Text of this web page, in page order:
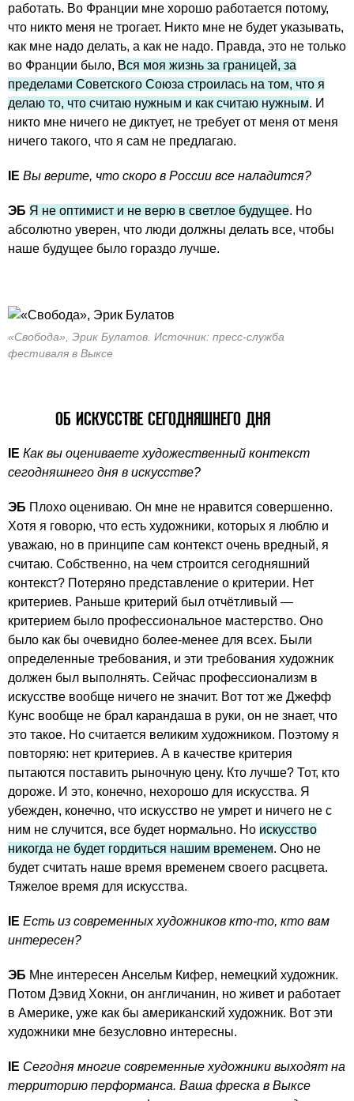
работать. Во Франции мне хорошо работается потому,
что никто меня не трогает. Никто мне не будет указывать,
как мне надо делать, а как не надо. Правда, это не только
во Франции было, Вся моя жизнь за границей, за
пределами Советского Союза строилась на том, что я
делаю то, что считаю нужным и как считаю нужным. И
никто мне ничего не диктует, не требует от меня от меня
ничего такого, что я сам не предлагаю.
IE Вы верите, что скоро в России все наладится?
ЭБ Я не оптимист и не верю в светлое будущее. Но
абсолютно уверен, что люди должны делать все, чтобы
наше будущее было гораздо лучше.
«Свобода», Эрик Булатов. Источник: пресс-служба
фестиваля в Выксе
ОБ ИСКУССТВЕ СЕГОДНЯШНЕГО ДНЯ
IE Как вы оцениваете художественный контекст
сегодняшнего дня в искусстве?
ЭБ Плохо оцениваю. Он мне не нравится совершенно.
Хотя я говорю, что есть художники, которых я люблю и
уважаю, но в принципе сам контекст очень вредный, я
считаю. Собственно, на чем строится сегодняшний
контекст? Потеряно представление о критерии. Нет
критериев. Раньше критерий был отчётливый —
критерием было профессиональное мастерство. Оно
было как бы очевидно более-менее для всех. Были
определенные требования, и эти требования художник
должен был выполнять. Сейчас профессионализм в
искусстве вообще ничего не значит. Вот тот же Джефф
Кунс вообще не брал карандаша в руки, он не знает, что
это такое. Но считается великим художником. Поэтому я
повторяю: нет критериев. А в качестве критерия
пытаются поставить рыночную цену. Кто лучше? Тот, кто
дороже. И это, конечно, нехорошо для искусства. Я
убежден, конечно, что искусство не умрет и ничего не с
ним не случится, все будет нормально. Но искусство
никогда не будет гордиться нашим временем. Оно не
будет считать наше время временем своего расцвета.
Тяжелое время для искусства.
IE Есть из современных художников кто-то, кто вам
интересен?
ЭБ Мне интересен Ансельм Кифер, немецкий художник.
Потом Дэвид Хокни, он англичанин, но живет и работает
в Америке, уже как бы американский художник. Вот эти
художники мне безусловно интересны.
IE Сегодня многие современные художники выходят на
территорию перформанса. Ваша фреска в Выксе